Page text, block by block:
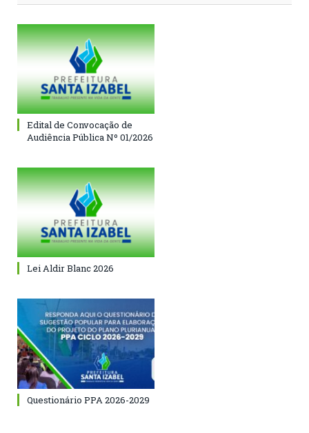
Edital de Convocação de
Audiência Pública Nº 01/2026
Lei Aldir Blanc 2026
Questionário PPA 2026-2029